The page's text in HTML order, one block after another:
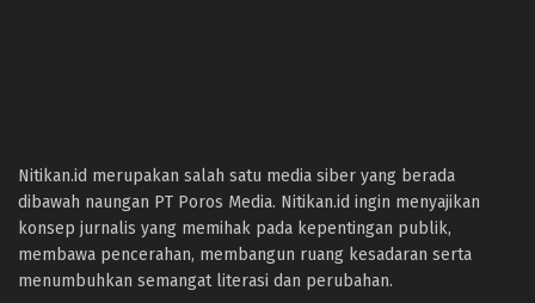
https://krakatauniaga.co.id/run/
https://bossfood.co.id/wp-content/pound/
https://befood.id/run/?id=nanastoto
slot138
slot138
Nitikan.id merupakan salah satu media siber yang berada
dibawah naungan PT Poros Media. Nitikan.id ingin menyajikan
konsep jurnalis yang memihak pada kepentingan publik,
membawa pencerahan, membangun ruang kesadaran serta
menumbuhkan semangat literasi dan perubahan.